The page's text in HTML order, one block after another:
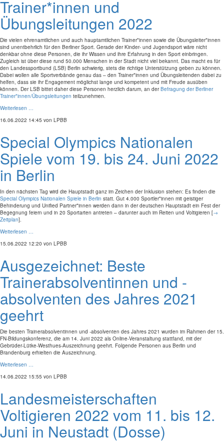
Trainer*innen und
Übungsleitungen 2022
Die vielen ehrenamtlichen und auch hauptamtlichen Trainer*innen sowie die Übungsleiter*innen
sind unentbehrlich für den Berliner Sport. Gerade der Kinder- und Jugendsport wäre nicht
denkbar ohne diese Personen, die ihr Wissen und ihre Erfahrung in den Sport einbringen.
Zugleich ist über diese rund 50.000 Menschen in der Stadt nicht viel bekannt. Das macht es für
den Landessportbund (LSB) Berlin schwierig, stets die richtige Unterstützung geben zu können.
Dabei wollen alle Sportverbände genau das – den Trainer*innen und Übungsleitenden dabei zu
helfen, dass sie ihr Engagement möglichst lange und kompetent und mit Freude ausüben
können. Der LSB bittet daher diese Personen herzlich darum, an derBefragung der Berliner
Trainer*innen/Übungsleitungen teilzunehmen.
Weiterlesen …
16.06.2022 14:45 von LPBB
Special Olympics Nationalen
Spiele vom 19. bis 24. Juni 2022
in Berlin
In den nächsten Tag wird die Hauptstadt ganz im Zeichen der Inklusion stehen: Es finden die
Special Olympics Nationalen Spiele in Berlin statt. Gut 4.000 Sportler*innen mit geistiger
Behinderung und Unified Partner*innen werden dann in der deutschen Hauptstadt ein Fest der
Begegnung feiern und in 20 Sportarten antreten – darunter auch im Reiten und Voltigieren [→
Zeitplan].
Weiterlesen …
15.06.2022 12:20 von LPBB
Ausgezeichnet: Beste
Trainerabsolventinnen und -
absolventen des Jahres 2021
geehrt
Die besten Trainerabsolventinnen und -absolventen des Jahres 2021 wurden im Rahmen der 15.
FN-Bildungskonferenz, die am 14. Juni 2022 als Online-Veranstaltung stattfand, mit der
Gebrüder-Lütke-Westhues-Auszeichnung geehrt. Folgende Personen aus Berlin und
Brandenburg erhielten die Auszeichnung.
Weiterlesen …
14.06.2022 15:55 von LPBB
Landesmeisterschaften
Voltigieren 2022 vom 11. bis 12.
Juni in Neustadt (Dosse)